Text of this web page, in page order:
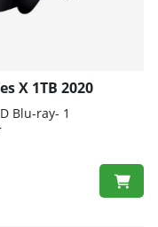
X 1TB 2020
Blu-ray- 1